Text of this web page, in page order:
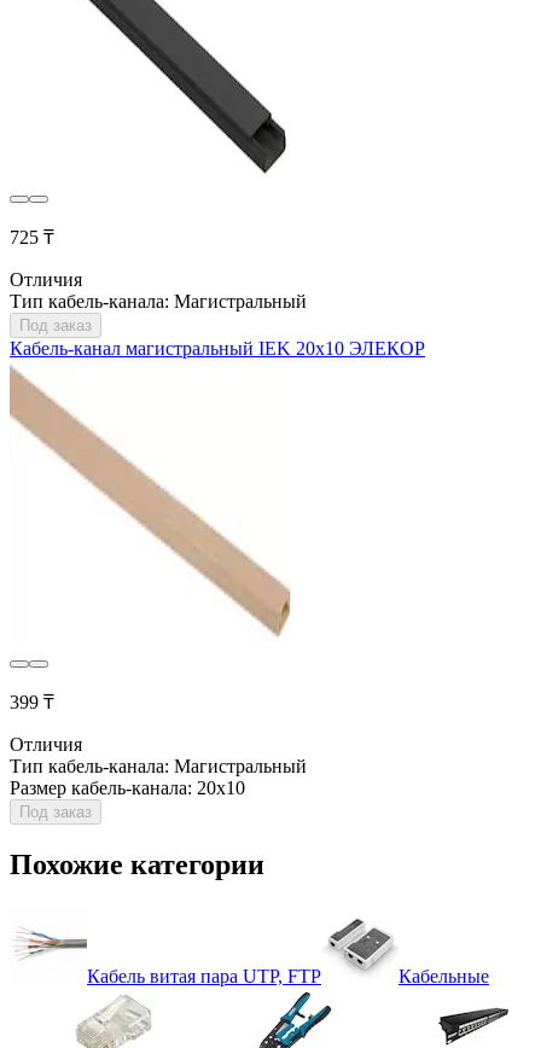
725 ₸
Отличия
Тип кабель-канала: Магистральный
Под заказ
Кабель-канал магистральный IEK 20х10 ЭЛЕКОР
399 ₸
Отличия
Тип кабель-канала: Магистральный
Размер кабель-канала: 20х10
Под заказ
Похожие категории
Кабель витая пара UTP, FTP Кабельные